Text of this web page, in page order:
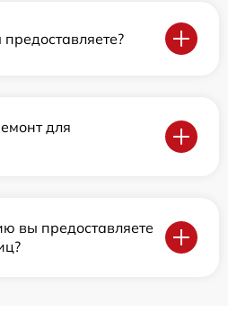
для
вы предоставляете